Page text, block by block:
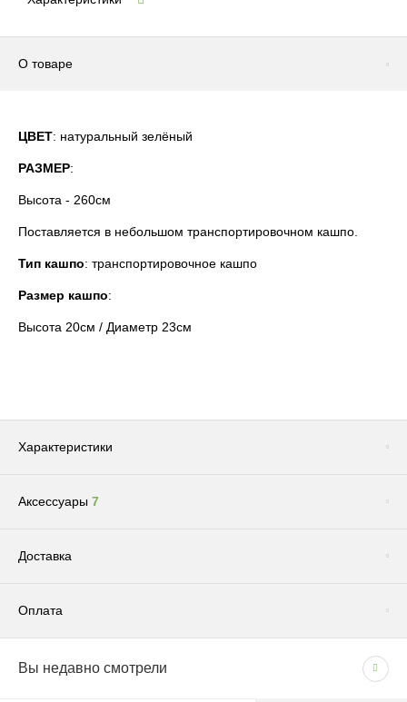
О товаре
ЦВЕТ: натуральный зелёный
РАЗМЕР:
Высота - 260см
Поставляется в небольшом транспортировочном кашпо.
Тип кашпо: транспортировочное кашпо
Размер кашпо:
Высота 20см / Диаметр 23см
Характеристики
Аксессуары 7
Доставка
Оплата
СПОСОБЫ ОПЛАТЫ
Вы недавно смотрели